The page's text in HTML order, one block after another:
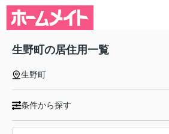
生野町の居住用一覧
生野町
条件から探す